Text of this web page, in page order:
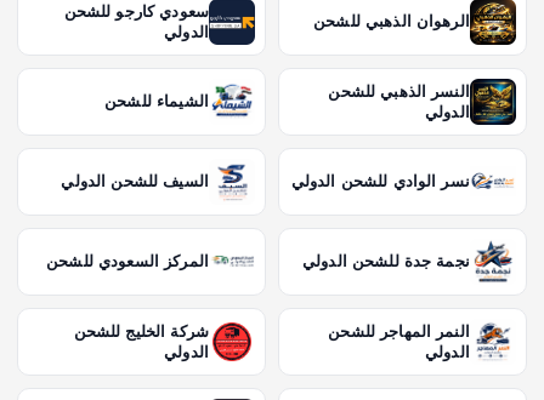
الرهوان الذهبي للشحن
سعودي كارجو للشحن
الدولي
النسر الذهبي للشحن
الدولي
الشيماء للشحن
نسر الوادي للشحن الدولي السيف للشحن الدولي
نجمة جدة للشحن الدولي المركز السعودي للشحن
النمر المهاجر للشحن
الدولي
شركة الخليج للشحن
الدولي